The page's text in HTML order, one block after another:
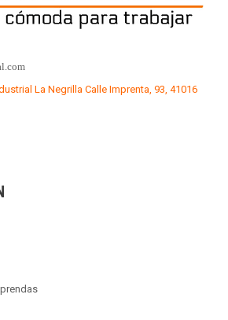
La Negrilla Calle Imprenta, 93, 41016